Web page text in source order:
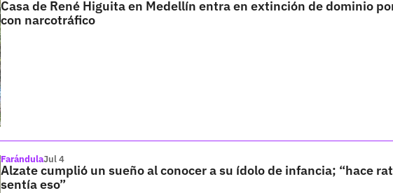
Casa de René Higuita en Medellín entra en extinción de dominio
con narcotráfico
FarándulaJul 4
Alzate cumplió un sueño al conocer a su ídolo de infancia; “hace
sentía eso”